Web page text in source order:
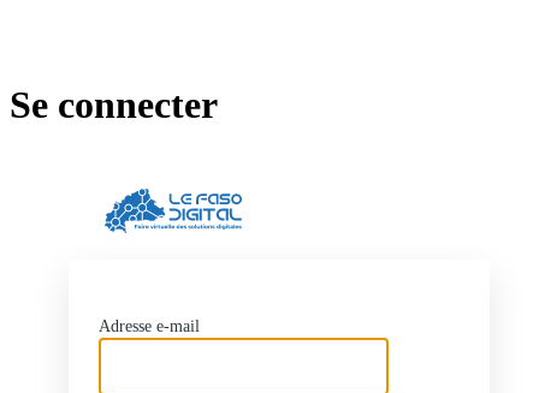
Se connecter
Adresse e-mail